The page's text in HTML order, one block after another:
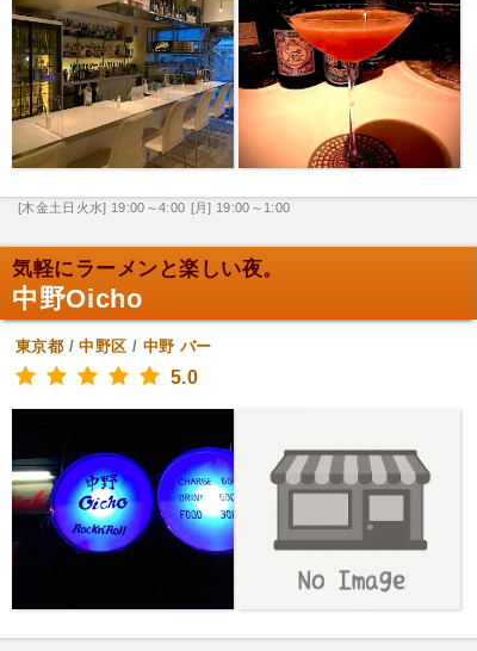
[木金土日火水] 19:00～4:00 [月] 19:00～1:00
気軽にラーメンと楽しい夜。
中野Oicho
東京都 /中野区 / 中野 バー
5.0